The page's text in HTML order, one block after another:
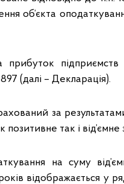
об’єкта
підприємств
(далі – Декларація).
за
так і від’ємне
на суму
відображається у